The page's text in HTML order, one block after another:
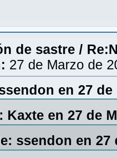
de sastre /
27 de Marzo de
en 27 de
Kaxte en 27 de
ssendon en 27